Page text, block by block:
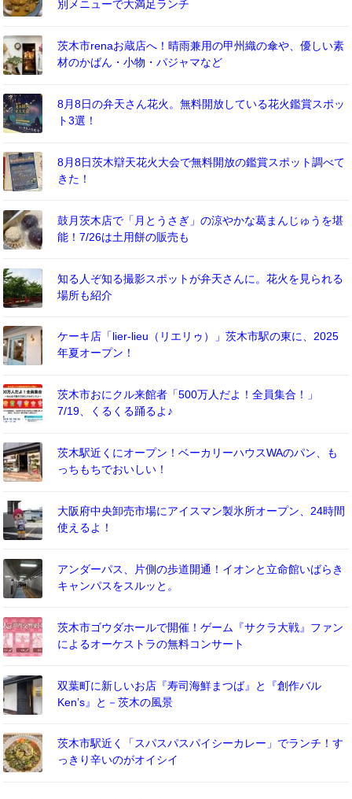
別メニューで大満足ランチ
茨木市renaお蔵店へ！晴雨兼用の甲州織の傘や、優しい素
材のかばん・小物・パジャマなど
8月8日の弁天さん花火。無料開放している花火鑑賞スポッ
ト3選！
8月8日茨木辯天花火大会で無料開放の鑑賞スポット調べて
きた！
鼓月茨木店で「月とうさぎ」の涼やかな葛まんじゅうを堪
能！7/26は土用餅の販売も
知る人ぞ知る撮影スポットが弁天さんに。花火を見られる
場所も紹介
ケーキ店「lier-lieu（リエリゥ）」茨木市駅の東に、2025
年夏オープン！
茨木市おにクル来館者「500万人だよ！全員集合！」
7/19、くるくる踊るよ♪
茨木駅近くにオープン！ベーカリーハウスWAのパン、も
っちもちでおいしい！
大阪府中央卸売市場にアイスマン製氷所オープン、24時間
使えるよ！
アンダーパス、片側の歩道開通！イオンと立命館いばらき
キャンパスをスルッと。
茨木市ゴウダホールで開催！ゲーム『サクラ大戦』ファン
によるオーケストラの無料コンサート
双葉町に新しいお店『寿司海鮮まつば』と『創作バル
Ken’s』と－茨木の風景
茨木市駅近く「スパスパスパイシーカレー」でランチ！す
っきり辛いのがオイシイ